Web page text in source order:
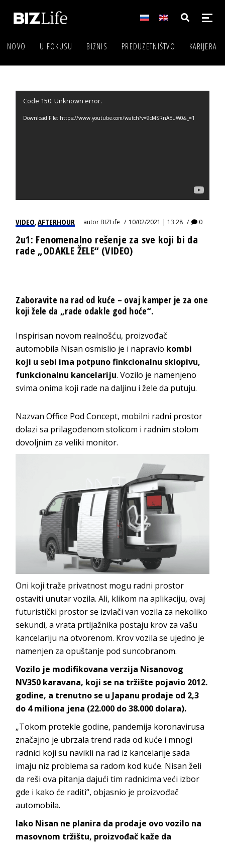
NOVO U FOKUSU BIZNIS PREDUZETNIŠTVO KARIJERA
Video
Code 150: Unknown error.
Download File: https://www.youtube.com/watch?v=9cMSRnAEuW0&_=1
VIDEO,AFTERHOUR autorBIZLife 10/02/2021 | 13:28 0
2u1: Fenomenalno rešenje za sve koji bi da
rade „ODAKLE ŽELE“ (VIDEO)
Zaboravite na rad od kuće – ovaj kamper je za one
koji žele da „rade odakle god hoće“.
Inspirisan novom realnošću, proizvođač
automobila Nisan osmislio je i napravio kombi
koji u sebi ima potpuno finkcionalnu sklopivu,
funkcionalnu kancelariju. Vozilo je namenjeno
svima onima koji rade na daljinu i žele da putuju.
Nazvan Office Pod Concept, mobilni radni prostor
dolazi sa prilagođenom stolicom i radnim stolom
dovoljnim za veliki monitor.
Oni koji traže privatnost mogu radni prostor
ostaviti unutar vozila. Ali, klikom na aplikaciju, ovaj
futuristički prostor se izvlači van vozila za nekoliko
sekundi, a vrata prtljažnika postaju krov za vašu
kancelariju na otvorenom. Krov vozila se ujedno je
namenjen za opuštanje pod suncobranom.
Vozilo je modifikovana verzija Nisanovog
NV350 karavana, koji se na tržište pojavio 2012.
godine, a trenutno se u Japanu prodaje od 2,3
do 4 miliona jena (22.000 do 38.000 dolara).
„Tokom protekle godine, pandemija koronavirusa
značajno je ubrzala trend rada od kuće i mnogi
radnici koji su navikli na rad iz kancelarije sada
imaju niz problema sa radom kod kuće. Nisan želi
da reši ova pitanja dajući tim radnicima veći izbor
gde i kako će raditi“, objasnio je proizvođač
automobila.
Iako Nisan ne planira da prodaje ovo vozilo na
masovnom tržištu, proizvođač kaže da